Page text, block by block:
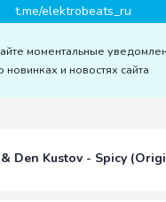
t.me/elektrobeats_ru
моментальные
новинках и новостях сайта
Den Kustov - Spicy